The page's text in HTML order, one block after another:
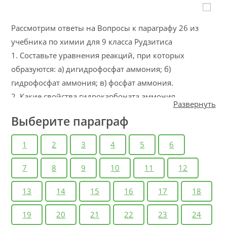
Развернуть
Рассмотрим ответы на Вопросы к параграфу 26 из
учебника по химии для 9 класса Рудзитиса
1. Составьте уравнения реакций, при которых
образуются: а) дигидрофосфат аммония; б)
гидрофосфат аммония; в) фосфат аммония.
2. Какие свойства гидрокарбоната аммония
используют при выпечке кондитерских изделий?
Напишите уравнение реакции.
3. Начертите в тетради таблицу. В соответствующих
графах запишите молекулярные и ионные уравнения
реакций, поясняющих химические свойства
указанных солей. Проверьте выполнение задания у
соседа по парте.
4. 10,7 г хлорида аммония смешали с гидроксидом
кальция и смесь нагрели. Какой газ выделился?
Выберите параграф
1 2 3 4 5 6
7 8 9 10 11 12
13 14 15 16 17 18
19 20 21 22 23 24